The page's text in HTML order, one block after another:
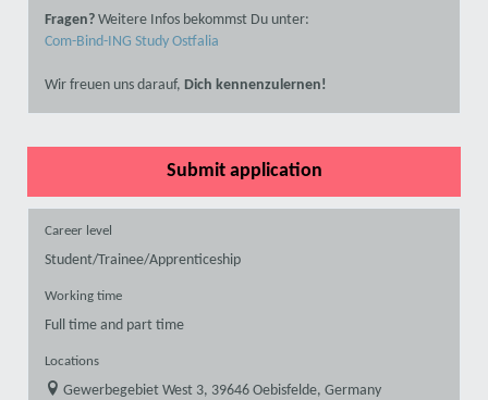
Fragen? Weitere Infos bekommst Du unter:
Com-Bind-ING Study Ostfalia
Wir freuen uns darauf, Dich kennenzulernen!
Submit application
Career level
Student/Trainee/Apprenticeship
Working time
Full time and part time
Locations
Gewerbegebiet West 3, 39646 Oebisfelde, Germany